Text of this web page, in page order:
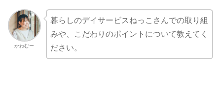
かわむー
暮らしのデイサービスねっこさんでの取り組
みや、こだわりのポイントについて教えてく
ださい。